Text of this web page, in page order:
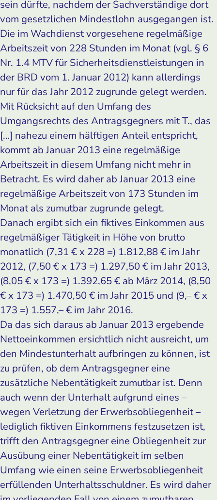
sein dürfte, nachdem der Sachverständige dort
vom gesetzlichen Mindestlohn ausgegangen ist.
Die im Wachdienst vorgesehene regelmäßige
Arbeitszeit von 228 Stunden im Monat (vgl. § 6
Nr. 1.4 MTV für Sicherheitsdienstleistungen in
der BRD vom 1. Januar 2012) kann allerdings
nur für das Jahr 2012 zugrunde gelegt werden.
Mit Rücksicht auf den Umfang des
Umgangsrechts des Antragsgegners mit T., das
[…] nahezu einem hälftigen Anteil entspricht,
kommt ab Januar 2013 eine regelmäßige
Arbeitszeit in diesem Umfang nicht mehr in
Betracht. Es wird daher ab Januar 2013 eine
regelmäßige Arbeitszeit von 173 Stunden im
Monat als zumutbar zugrunde gelegt.
Danach ergibt sich ein fiktives Einkommen aus
regelmäßiger Tätigkeit in Höhe von brutto
monatlich (7,31 € x 228 =) 1.812,88 € im Jahr
2012, (7,50 € x 173 =) 1.297,50 € im Jahr 2013,
(8,05 € x 173 =) 1.392,65 € ab März 2014, (8,50
€ x 173 =) 1.470,50 € im Jahr 2015 und (9,– € x
173 =) 1.557,– € im Jahr 2016.
Da das sich daraus ab Januar 2013 ergebende
Nettoeinkommen ersichtlich nicht ausreicht, um
den Mindestunterhalt aufbringen zu können, ist
zu prüfen, ob dem Antragsgegner eine
zusätzliche Nebentätigkeit zumutbar ist. Denn
auch wenn der Unterhalt aufgrund eines –
wegen Verletzung der Erwerbsobliegenheit –
lediglich fiktiven Einkommens festzusetzen ist,
trifft den Antragsgegner eine Obliegenheit zur
Ausübung einer Nebentätigkeit im selben
Umfang wie einen seine Erwerbsobliegenheit
erfüllenden Unterhaltsschuldner. Es wird daher